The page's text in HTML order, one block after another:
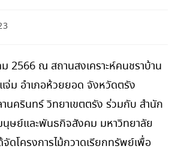
2566 ณ สถานสงเคราะห์คนชราบ้าน
จ่ม อำเภอห้วยยอด จังหวัดตรัง
นครินทร์ วิทยาเขตตรัง ร่วมกับ สำนัก
ษย์และพันธกิจสังคม มหาวิทยาลัย
ดโครงการไม้กวาดเรียกทรัพย์เพื่อ